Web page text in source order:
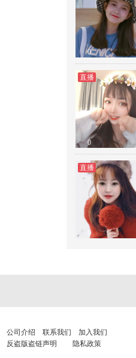
0
直播
0
直播
0
公司介绍 联系我们
加入我们
反盗版盗链声明
隐私政策